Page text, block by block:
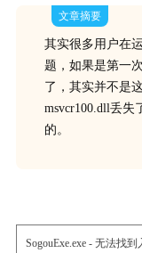
文章摘要
其实很多用户在
题，如果是第一
了，其实并不是
msvcr100.dll丢失
的。
SogouExe.exe - 无法找到